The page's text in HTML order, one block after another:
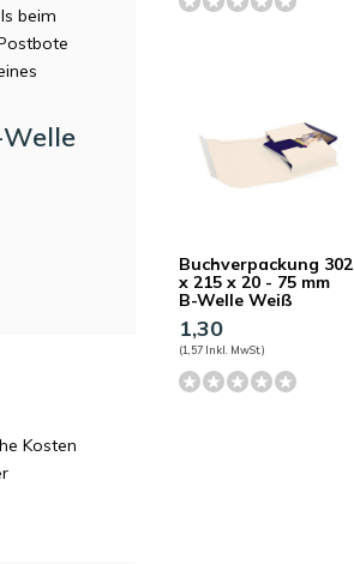
beim
Kosten
Buchverpackung 302
x 215 x 20 - 75 mm
B-Welle Weiß
1,30
(1,57 Inkl. MwSt.)